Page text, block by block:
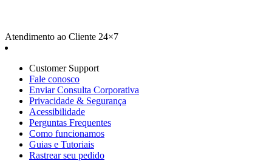
Atendimento ao Cliente 24×7
Customer Support
Fale conosco
Enviar Consulta Corporativa
Privacidade & Segurança
Acessibilidade
Perguntas Frequentes
Como funcionamos
Guias e Tutoriais
Rastrear seu pedido